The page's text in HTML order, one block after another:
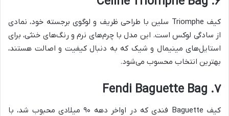
کیف Triomphe سلین با طراحی ظریف و لوگوی برجسته خود، نمادی
از سادگی لوکس است. این مدل با چرم‌های نرم و رنگ‌های خنثی، برای
استایل‌های مینیمال و شیک که به دنبال کیفیت و اصالت هستند،
بهترین انتخاب محسوب می‌شود.
۷. Fendi Baguette Bag
کیف Baguette فندی که در اواخر دهه ۹۰ میلادی محبوب شد، با